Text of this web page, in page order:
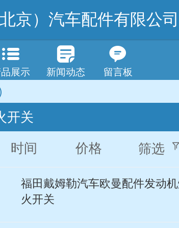
京）汽车配件有限公司
展示 新闻动态 留言板
开关
时间 价格 筛选
福田戴姆勒汽车欧曼配件发动
火开关